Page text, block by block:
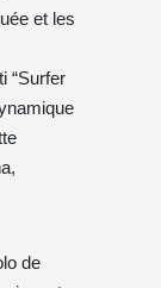
et les
“Surfer
de